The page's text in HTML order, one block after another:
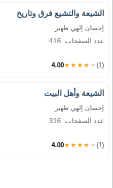
الشيعة والتشيع فرق وتاريخ
إحسان إلهي ظهير
عدد الصفحات: 416
4.00★★★★★ (1)
الشيعة وأهل البيت
إحسان إلهي ظهير
عدد الصفحات: 316
4.00★★★★★ (1)